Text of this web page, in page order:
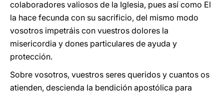
colaboradores valiosos de la Iglesia, pues así como El
la hace fecunda con su sacrificio, del mismo modo
vosotros impetráis con vuestros dolores la
misericordia y dones particulares de ayuda y
protección.
Sobre vosotros, vuestros seres queridos y cuantos os
atienden, descienda la bendición apostólica para